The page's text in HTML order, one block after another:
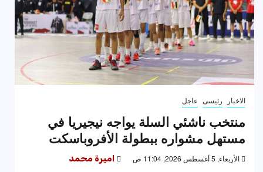
الاخبار رئيسى عاجل
منتخب ناشئي السلة يواجه نيجيريا في
مستهل مشواره ببطولة الأفروباسكت
الأربعاء, 5 أغسطس 2026, 11:04 ص اميرة محمد